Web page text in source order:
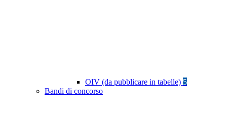
OIV (da pubblicare in tabelle) 5
Bandi di concorso